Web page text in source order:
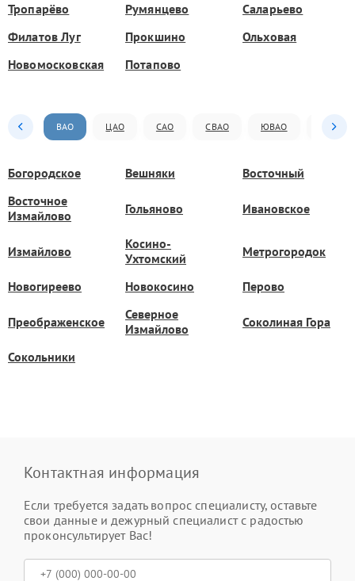
Тропарёво
Румянцево
Саларьево
Филатов Луг
Прокшино
Ольховая
Новомосковская
Потапово
ВАО ЦАО САО СВАО ЮВАО ЮАО
Богородское Вешняки
Восточный
Восточное
Измайлово
Гольяново Ивановское
Измайлово
Косино-
Ухтомский
Метрогородок
Новогиреево Новокосино Перово
Преображенское
Северное
Измайлово
Соколиная Гора
Сокольники
Контактная информация
Если требуется задать вопрос специалисту, оставьте
свои данные и дежурный специалист с радостью
проконсультирует Вас!